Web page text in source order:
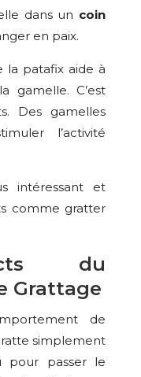
dans un coin
en paix.
la patafix aide à
gamelle. C’est
Des gamelles
l’activité
intéressant et
comme gratter
du
Grattage
de
simplement
pour passer le